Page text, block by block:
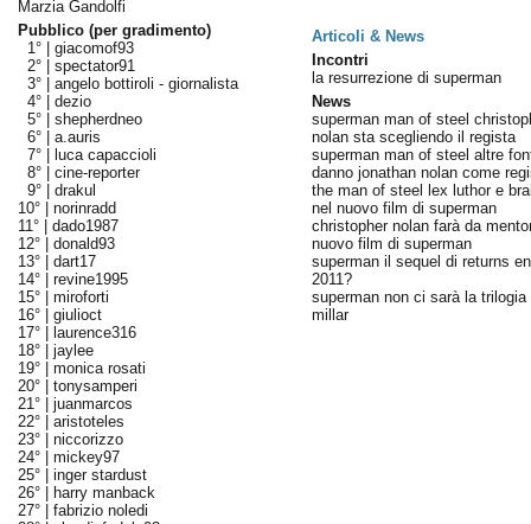
Marzia Gandolfi
Pubblico (per gradimento)
1° | giacomof93
2° | spectator91
3° | angelo bottiroli - giornalista
4° | dezio
5° | shepherdneo
6° | a.auris
7° |
luca capaccioli
8° | cine-reporter
9° | drakul
10° | norinradd
11° | dado1987
12° | donald93
13° | dart17
14° | revine1995
15° | miroforti
16° | giulioct
17° |
laurence316
18° | jaylee
19° | monica rosati
20° | tonysamperi
21° | juanmarcos
22° | aristoteles
23° | niccorizzo
24° | mickey97
25° | inger stardust
26° |
harry manback
27° | fabrizio noledi
Articoli & News
Incontri
la resurrezione di superman
News
superman man of steel
nolan sta scegliendo il regista
superman man of steel altre
danno jonathan nolan come
the man of steel lex luthor e
nel nuovo film di superman
christopher nolan farà da
nuovo film di superman
superman il sequel di returns
2011?
superman non ci sarà la trilogia
millar